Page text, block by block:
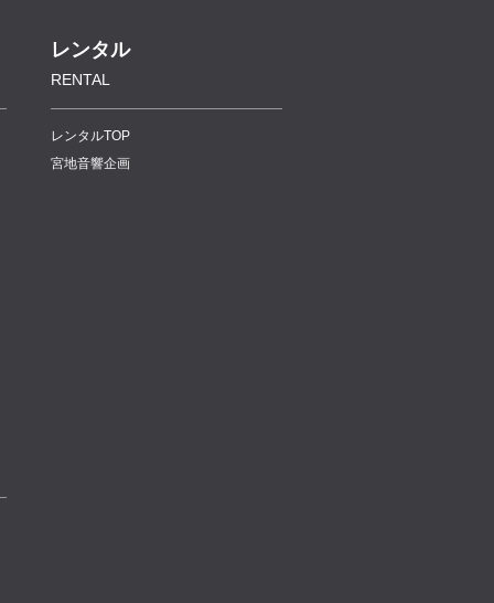
レンタル
RENTAL
レンタルTOP
宮地音響企画